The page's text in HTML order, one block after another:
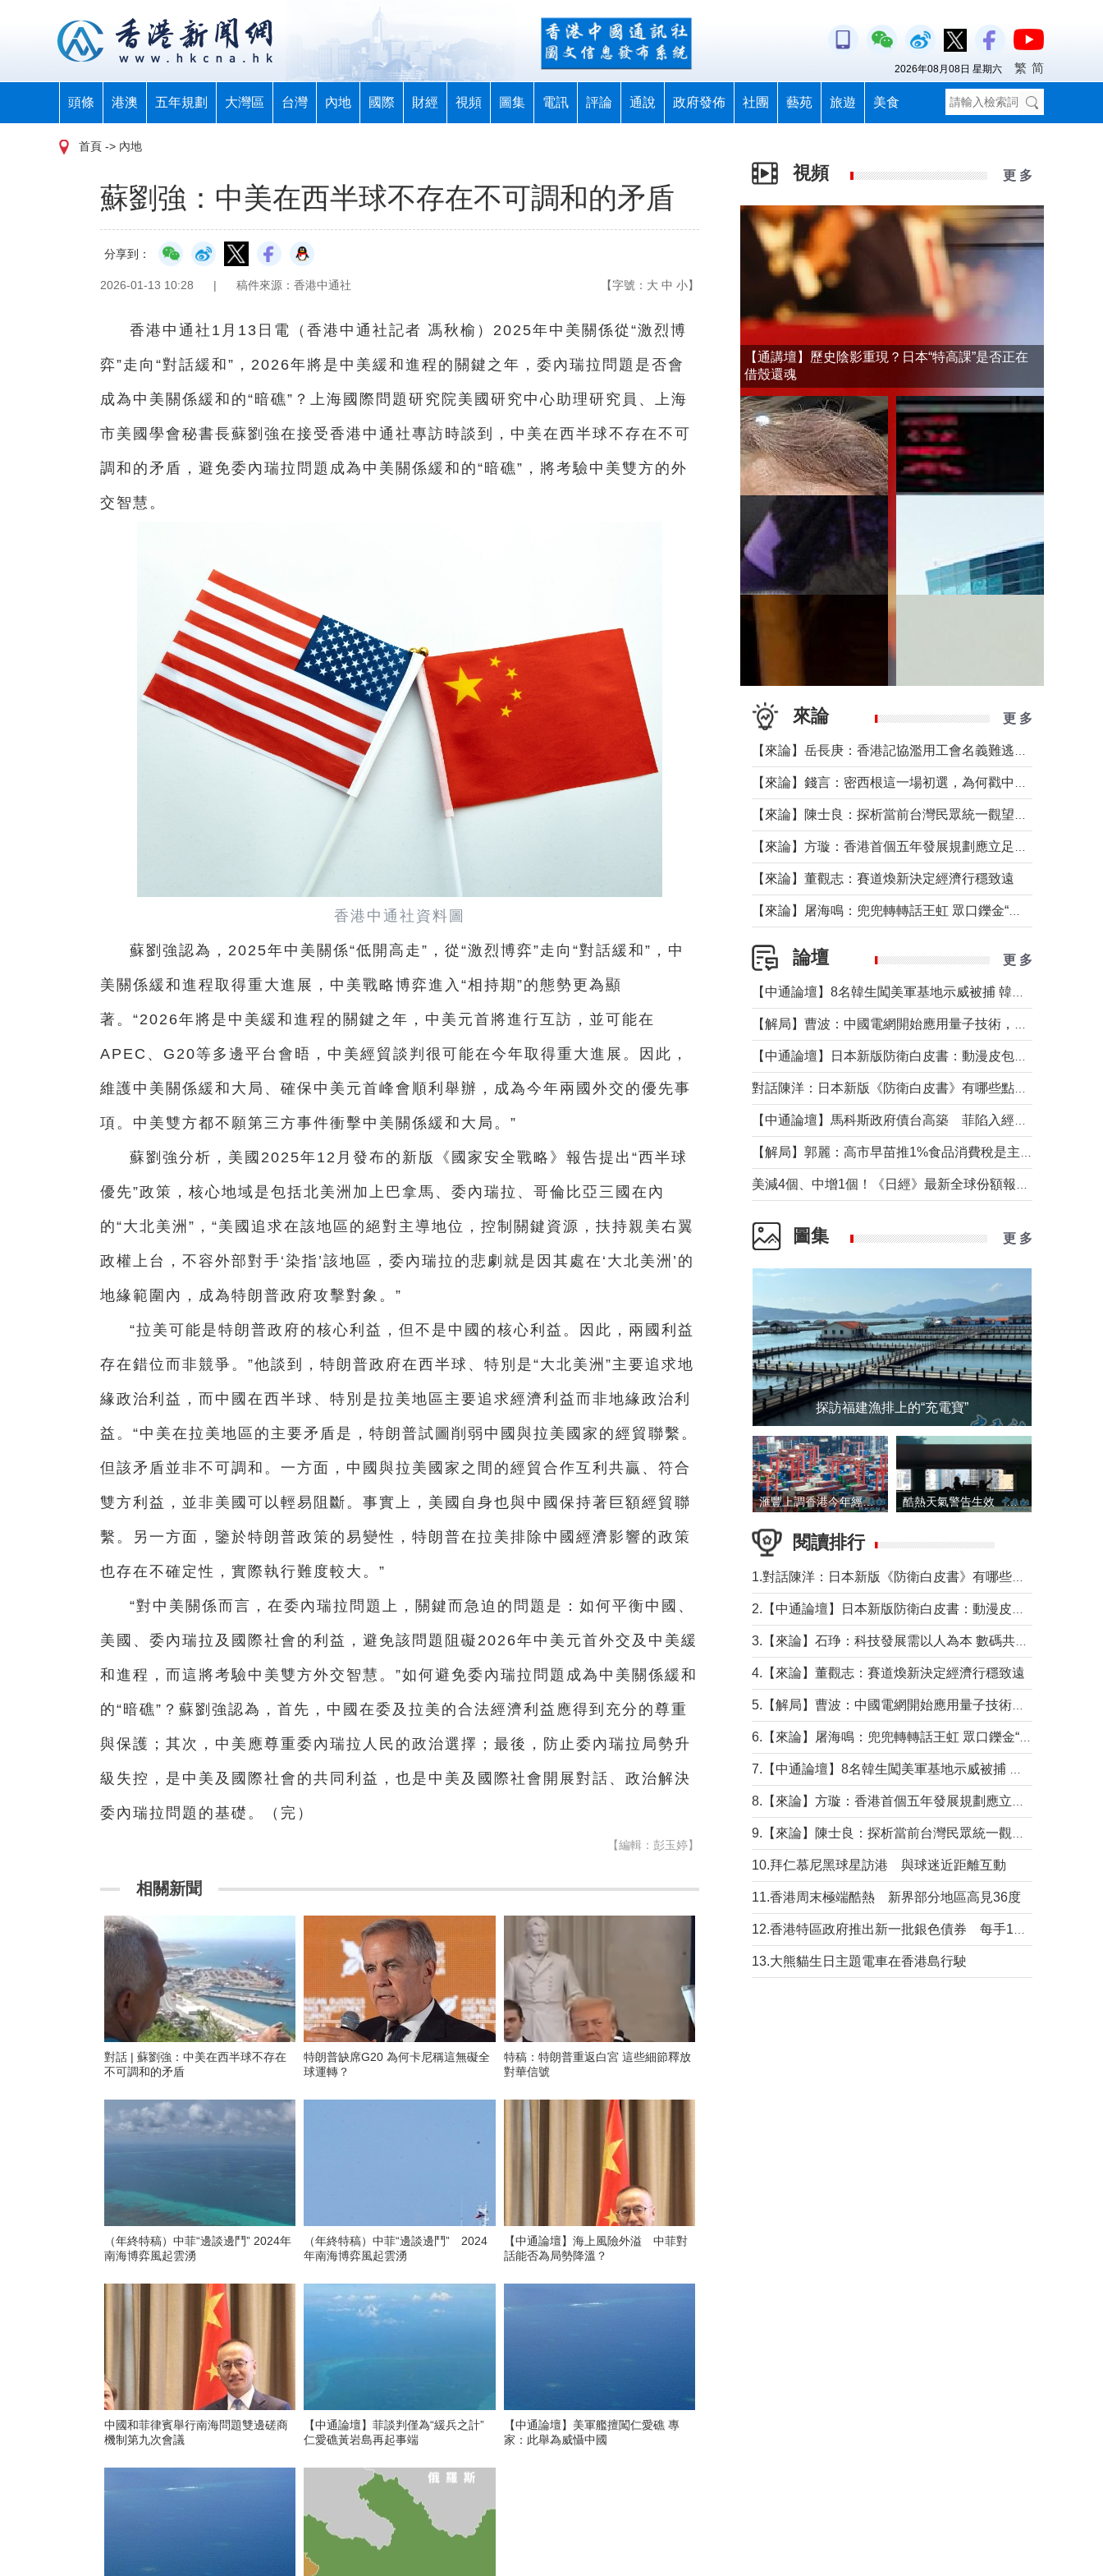
頭條 港澳 五年規劃 大灣區 台灣 內地 國際 財經 視頻 圖集 電訊 評論 通說 政府發佈 社團 藝苑 旅遊 美食
2026年08月08日 星期六 繁 简
首頁 -> 內地
蘇劉強：中美在西半球不存在不可調和的矛盾
分享到：
2026-01-13 10:28 | 稿件來源：香港中通社 【字號： 大 中 小】
香港中通社1月13日電（ 香港中通社記者 馮秋榆 ） 2025年中美關係從“激烈博
弈”走向“對話緩和”，2026年將是中美緩和進程的關鍵之年，委內瑞拉問題是否會
成為中美關係緩和的“暗礁”？上海國際問題研究院美國研究中心助理研究員、上海
市美國學會秘書長蘇劉強在接受香港中通社專訪時談到，中美在西半球不存在不可
調和的矛盾，避免委內瑞拉問題成為中美關係緩和的“暗礁”，將考驗中美雙方的外
交智慧。
香港中通社資料圖
蘇劉強認為，2025年中美關係“低開高走”，從“激烈博弈”走向“對話緩和”，中
美關係緩和進程取得重大進展，中美戰略博弈進入“相持期”的態勢更為顯
著。“2026年將是中美緩和進程的關鍵之年，中美元首將進行互訪，並可能在
APEC、G20等多邊平台會晤，中美經貿談判很可能在今年取得重大進展。因此，
維護中美關係緩和大局、確保中美元首峰會順利舉辦，成為今年兩國外交的優先事
項。中美雙方都不願第三方事件衝擊中美關係緩和大局。”
蘇劉強分析，美國2025年12月發布的新版《國家安全戰略》報告提出“西半球
優先”政策，核心地域是包括北美洲加上巴拿馬、委內瑞拉、哥倫比亞三國在內
的“大北美洲”，“美國追求在該地區的絕對主導地位，控制關鍵資源，扶持親美右翼
政權上台，不容外部對手‘染指’該地區，委內瑞拉的悲劇就是因其處在‘大北美洲’的
地緣範圍內，成為特朗普政府攻擊對象。”
“拉美可能是特朗普政府的核心利益，但不是中國的核心利益。因此，兩國利益
存在錯位而非競爭。”他談到，特朗普政府在西半球、特別是“大北美洲”主要追求地
緣政治利益，而中國在西半球、特別是拉美地區主要追求經濟利益而非地緣政治利
益。“中美在拉美地區的主要矛盾是，特朗普試圖削弱中國與拉美國家的經貿聯繫。
但該矛盾並非不可調和。一方面，中國與拉美國家之間的經貿合作互利共贏、符合
雙方利益，並非美國可以輕易阻斷。事實上，美國自身也與中國保持著巨額經貿聯
繫。另一方面，鑒於特朗普政策的易變性，特朗普在拉美排除中國經濟影響的政策
也存在不確定性，實際執行難度較大。”
“對中美關係而言，在委內瑞拉問題上，關鍵而急迫的問題是：如何平衡中國、
美國、委內瑞拉及國際社會的利益，避免該問題阻礙2026年中美元首外交及中美緩
和進程，而這將考驗中美雙方外交智慧。”如何避免委內瑞拉問題成為中美關係緩和
的“暗礁”？蘇劉強認為，首先，中國在委及拉美的合法經濟利益應得到充分的尊重
與保護；其次，中美應尊重委內瑞拉人民的政治選擇；最後，防止委內瑞拉局勢升
級失控，是中美及國際社會的共同利益，也是中美及國際社會開展對話、政治解決
委內瑞拉問題的基礎。（完）
【編輯：彭玉婷】
相關新聞
對話 | 蘇劉強：中美在西半球不存在
不可調和的矛盾
特朗普缺席G20 為何卡尼稱這無礙全
球運轉？
特稿：特朗普重返白宮 這些細節釋放
對華信號
（年終特稿）中菲“邊談邊鬥” 2024年
南海博弈風起雲湧
（年終特稿）中菲“邊談邊鬥” 2024
年南海博弈風起雲湧
【中通論壇】海上風險外溢 中菲對
話能否為局勢降溫？
中國和菲律賓舉行南海問題雙邊磋商
機制第九次會議
【中通論壇】菲談判僅為“緩兵之計”
仁愛礁黃岩島再起事端
【中通論壇】美軍艦擅闖仁愛礁 專
家：此舉為威懾中國
視頻 更 多
【通講壇】歷史陰影重現？日本“特高課”是否正在
借殼還魂
來論 更 多
【來論】董觀志：賽道煥新決定經濟行穩致遠
論壇 更 多
圖集 更 多
探訪福建漁排上的“充電寶”
滙豐上調香港今年經濟增長預測至4.5% 酷熱天氣警告生效 本港高溫持續至下周
閱讀排行
4.【來論】董觀志：賽道煥新決定經濟行穩致遠
10.拜仁慕尼黑球星訪港 與球迷近距離互動
11.香港周末極端酷熱 新界部分地區高見36度
13.大熊貓生日主題電車在香港島行駛